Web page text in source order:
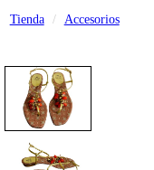
Tienda Accesorios